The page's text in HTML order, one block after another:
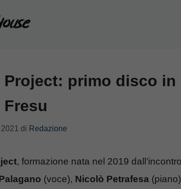
Project: primo disco
Fresu
di Redazione
, formazione nata nel 2019
(voce), Nicolò Petrafesa